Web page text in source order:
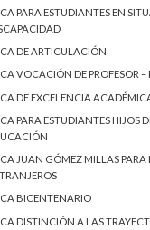
PARA ESTUDIANTES EN
DE ARTICULACIÓN
VOCACIÓN DE PROFESOR
DE EXCELENCIA
PARA ESTUDIANTES HIJOS
JUAN GÓMEZ MILLAS PARA
BICENTENARIO
DISTINCIÓN A LAS